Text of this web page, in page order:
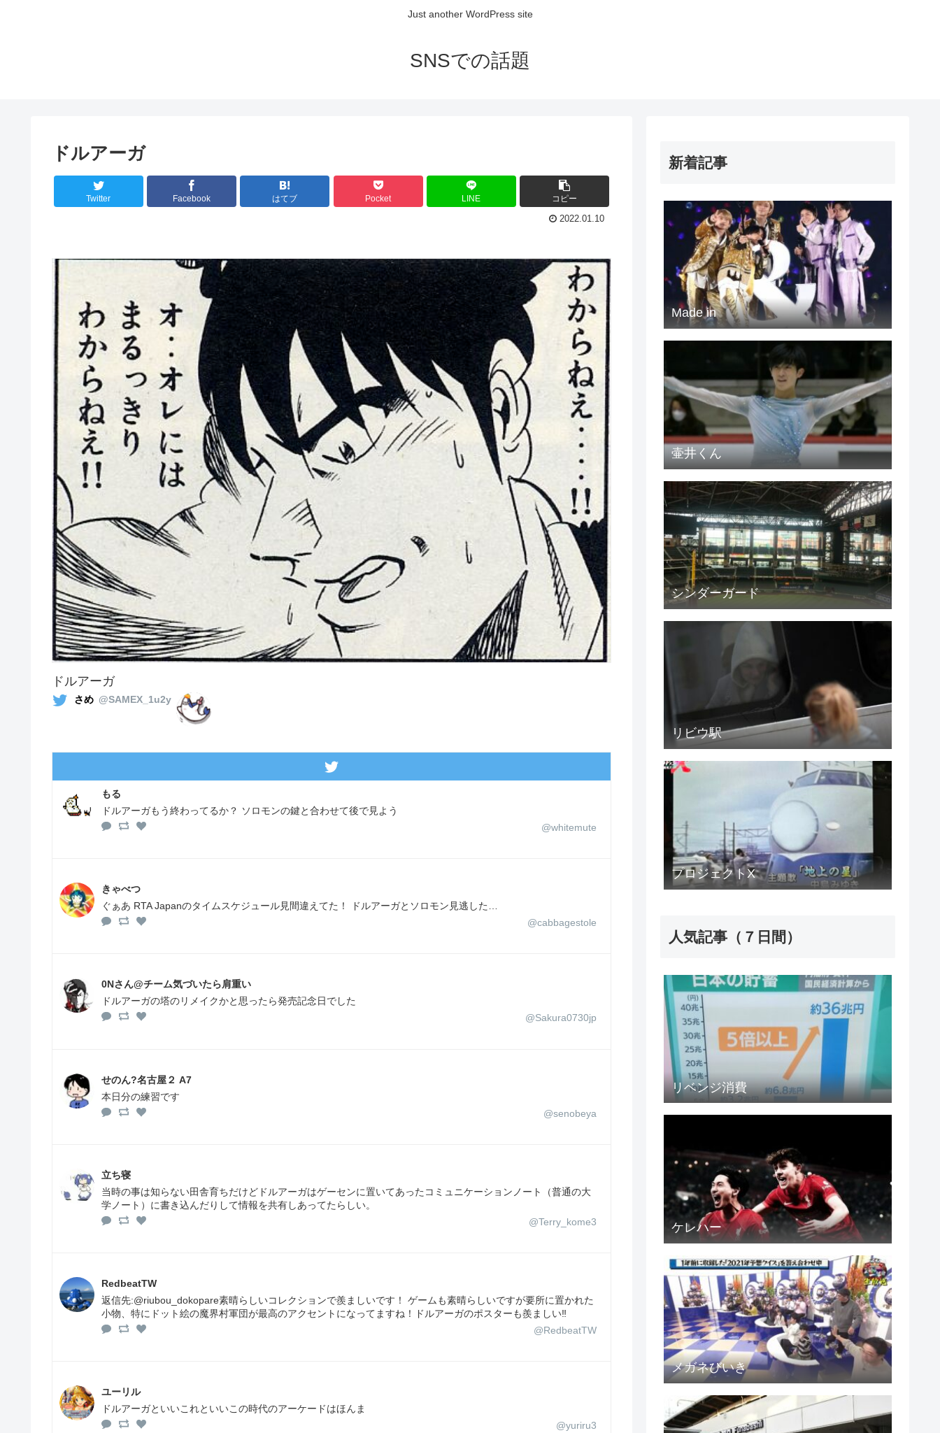
Just another WordPress site
SNSでの話題
ドルアーガ
Twitter Facebook はてブ Pocket LINE コピー
2022.01.10
ドルアーガ
さめ @SAMEX_1u2y
もる
ドルアーガもう終わってるか？ ソロモンの鍵と合わせて後で見よう
@whitemute
きゃべつ
ぐぁあ RTA Japanのタイムスケジュール見間違えてた！ ドルアーガとソロモン見逃した…
@cabbagestole
0Nさん@チーム気づいたら肩重い
ドルアーガの塔のリメイクかと思ったら発売記念日でした
@Sakura0730jp
せのん?名古屋２ A7
本日分の練習です
@senobeya
立ち寝
当時の事は知らない田舎育ちだけどドルアーガはゲーセンに置いてあったコミュニケーションノート（普通の大
学ノート）に書き込んだりして情報を共有しあってたらしい。
@Terry_kome3
RedbeatTW
返信先:@riubou_dokopare素晴らしいコレクションで羨ましいです！ ゲームも素晴らしいですが要所に置かれた
小物、特にドット絵の魔界村軍団が最高のアクセントになってますね！ドルアーガのポスターも羨ましい‼︎
@RedbeatTW
ユーリル
ドルアーガといいこれといいこの時代のアーケードはほんま
@yuriru3
新着記事
Made in
壷井くん
シンダーガード
リビウ駅
プロジェクトX
人気記事（７日間）
リベンジ消費
ケレハー
メガネびいき